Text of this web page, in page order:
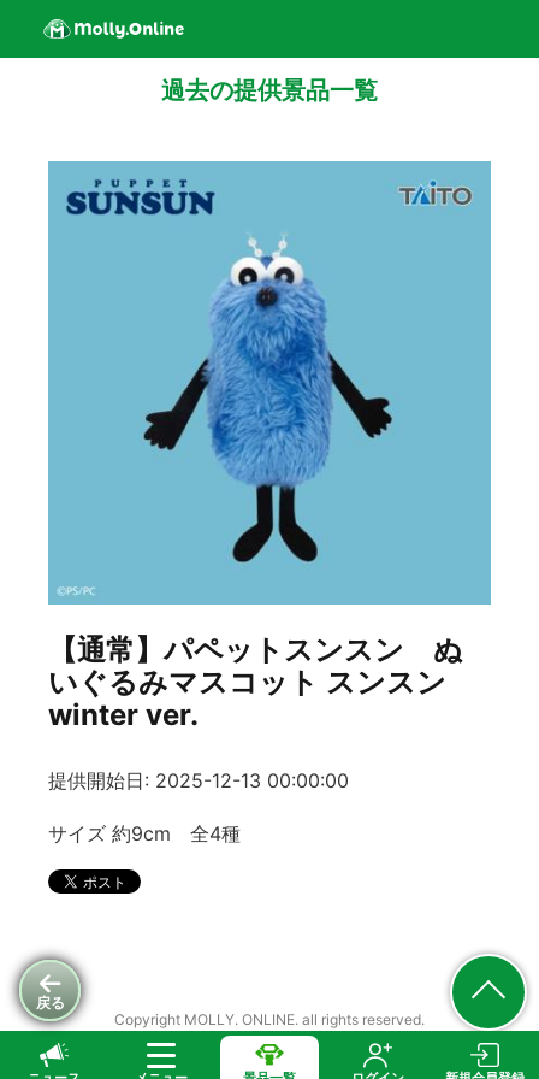
戻る
過去の提供景品一覧
【通常】パペットスンスン ぬ
いぐるみマスコット スンスン
winter ver.
提供開始日: 2025-12-13 00:00:00
サイズ 約9cm 全4種
Copyright MOLLY. ONLINE. all rights reserved.